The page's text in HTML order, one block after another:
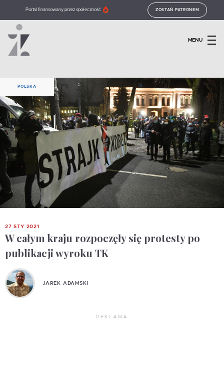
Portal finansowany przez społeczność ZOSTAŃ PATRONEM
MENU
POLSKA
27 STY 2021
W całym kraju rozpoczęły się protesty po
publikacji wyroku TK
JAREK ADAMSKI
REKLAMA